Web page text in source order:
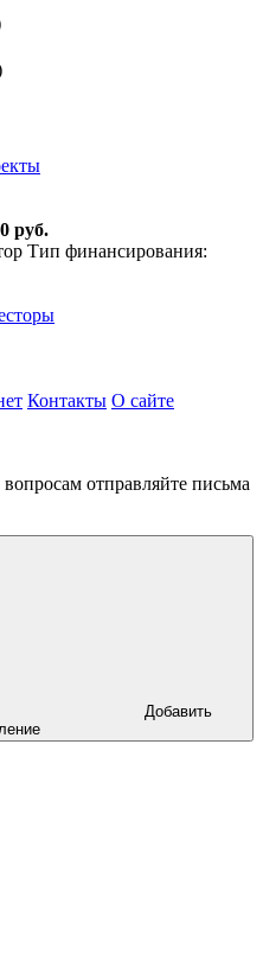
руб.
Тип финансирования:
Контакты О сайте
отправляйте письма
Добавить